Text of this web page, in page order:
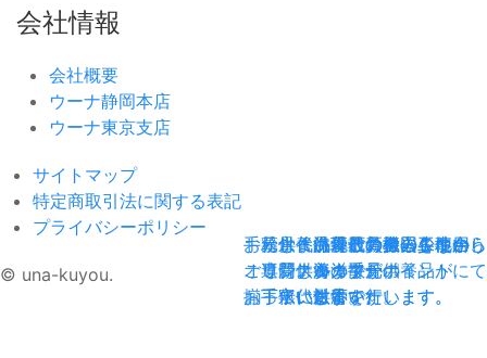
粉骨・洗骨最新機器を使⽤し
専⾨スタッフが
丁寧に対応いたします。
手元供養品現代の暮らしに合う
オリジナルの手元供養品が
揃っています。
海洋散骨全国各地の
海洋散骨ポイントにて
散骨を行います。
お墓じまい墓石の撤去工事から
ご遺骨供養まで
お手伝いします。
永代供養ご負担の少ない、
新しいカタチの
永代供養です。
会社情報
会社概要
ウーナ静岡本店
ウーナ東京支店
サイトマップ
特定商取引法に関する表記
プライバシーポリシー
© una-kuyou.